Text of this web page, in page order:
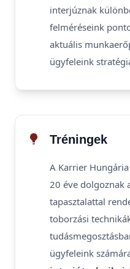
interjúznak
felméréseink
aktuális
ügyfeleink
Tréningek
A Karrier
20 éve dolgoznak
tapasztalattal
toborzási
ügyfeleink